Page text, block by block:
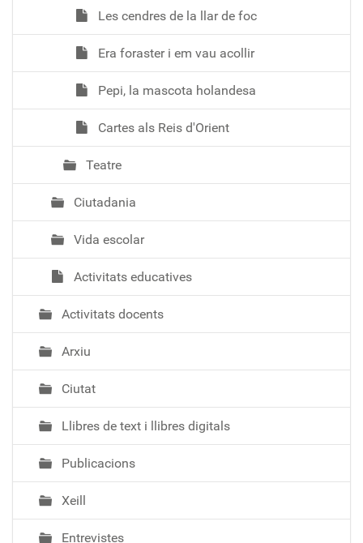
Les cendres de la llar de foc
Era foraster i em vau acollir
Pepi, la mascota holandesa
Cartes als Reis d'Orient
Teatre
Ciutadania
Vida escolar
Activitats educatives
Activitats docents
Arxiu
Ciutat
Llibres de text i llibres digitals
Publicacions
Xeill
Entrevistes